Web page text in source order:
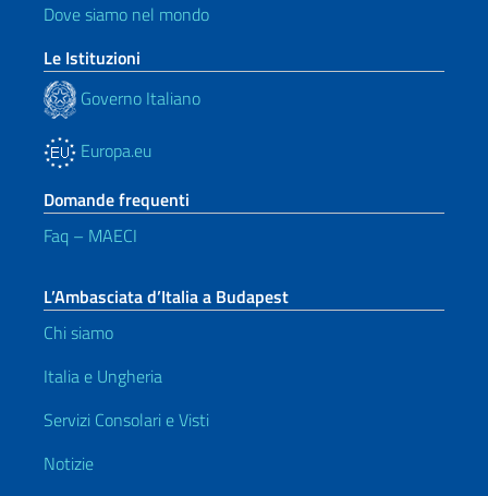
Dove siamo nel mondo
Le Istituzioni
Governo Italiano
Europa.eu
Domande frequenti
Faq – MAECI
L’Ambasciata d’Italia a Budapest
Chi siamo
Italia e Ungheria
Servizi Consolari e Visti
Notizie